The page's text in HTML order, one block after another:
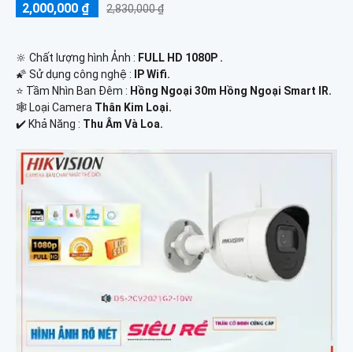
2,000,000 ₫ 2,830,000 ₫
🔆 Chất lượng hình Ảnh : FULL HD 1080P .
🌠 Sử dụng công nghệ :
IP Wifi.
⭐ Tầm Nhìn Ban Đêm : Hồng Ngoại 30m Hồng Ngoại Smart IR.
🕸️ Loại Camera Thân Kim Loại.
️✔️ Khả Năng : Thu Âm Và Loa.